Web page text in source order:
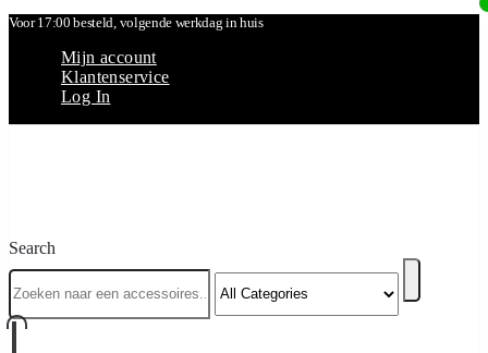
Voor 17:00 besteld, volgende werkdag in huis
Mijn account
Klantenservice
Log In
Search